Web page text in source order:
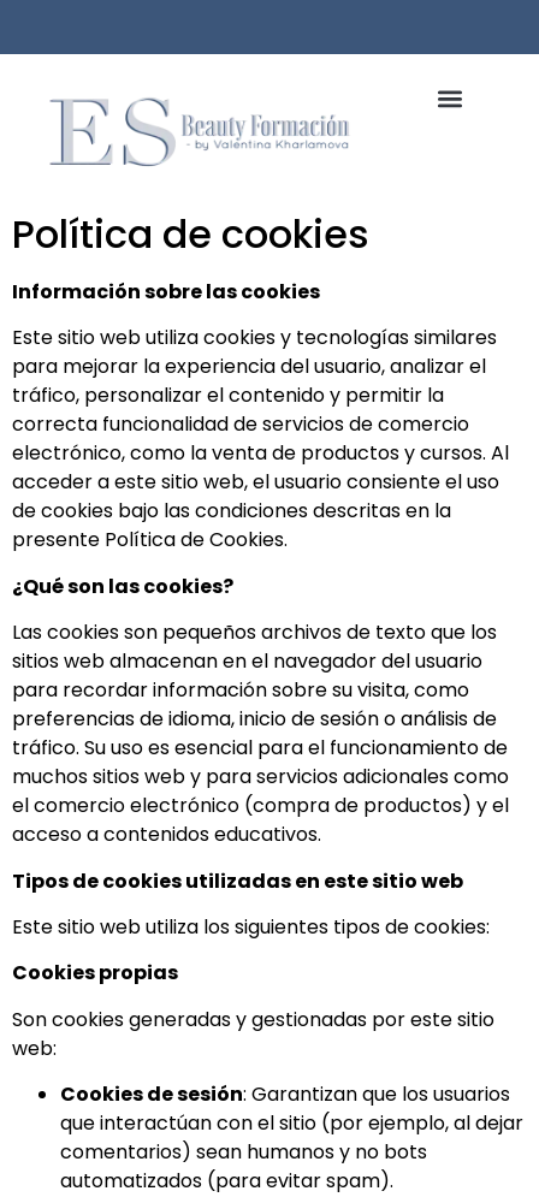
Política de cookies
Información sobre las cookies
Este sitio web utiliza cookies y tecnologías similares
para mejorar la experiencia del usuario, analizar el
tráfico, personalizar el contenido y permitir la
correcta funcionalidad de servicios de comercio
electrónico, como la venta de productos y cursos. Al
acceder a este sitio web, el usuario consiente el uso
de cookies bajo las condiciones descritas en la
presente Política de Cookies.
¿Qué son las cookies?
Las cookies son pequeños archivos de texto que los
sitios web almacenan en el navegador del usuario
para recordar información sobre su visita, como
preferencias de idioma, inicio de sesión o análisis de
tráfico. Su uso es esencial para el funcionamiento de
muchos sitios web y para servicios adicionales como
el comercio electrónico (compra de productos) y el
acceso a contenidos educativos.
Tipos de cookies utilizadas en este sitio web
Este sitio web utiliza los siguientes tipos de cookies:
Cookies propias
Son cookies generadas y gestionadas por este sitio
web:
Cookies de sesión: Garantizan que los usuarios
que interactúan con el sitio (por ejemplo, al dejar
comentarios) sean humanos y no bots
automatizados (para evitar spam).